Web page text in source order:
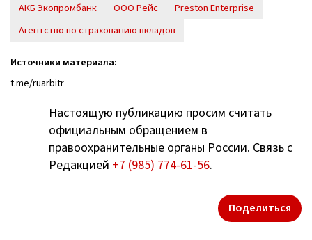
АКБ Экопромбанк
ООО Рейс
Preston Enterprise
Агентство по страхованию вкладов
Источники материала:
t.me/ruarbitr
Настоящую публикацию просим считать
официальным обращением в
правоохранительные органы России. Связь с
Редакцией +7 (985) 774-61-56.
Поделиться